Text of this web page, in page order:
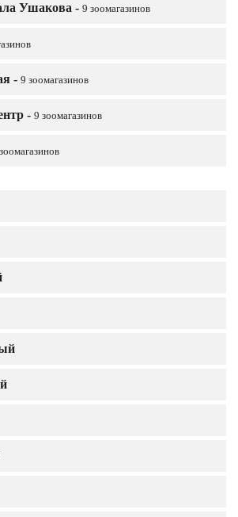
Ушакова - 9 зоомагазинов
- 9 зоомагазинов
- 9 зоомагазинов